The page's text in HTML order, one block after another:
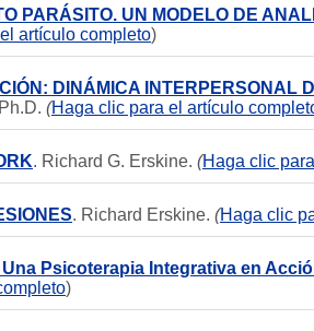
PARÁSITO. UN MODELO DE
artículo completo)
DINÁMICA INTERPERSONAL
(Haga clic para el artículo
. Richard G. Erskine. (Haga clic
. Richard Erskine. (Haga clic
Psicoterapia Integrativa en
)